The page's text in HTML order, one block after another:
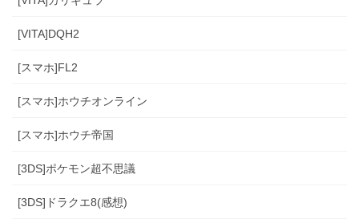
[VITA]DQH2
[スマホ]FL2
[スマホ]ホウチオンライン
[スマホ]ホウチ帝国
[3DS]ポケモン超不思議
[3DS]ドラクエ8(感想)